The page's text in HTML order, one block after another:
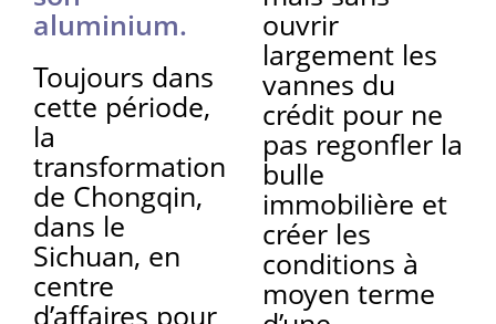
aluminium.
Toujours dans
cette période,
la
transformation
de Chongqin,
dans le
Sichuan, en
centre
d’affaires pour
ouvrir
largement les
vannes du
crédit pour ne
pas regonfler la
bulle
immobilière et
créer les
conditions à
moyen terme